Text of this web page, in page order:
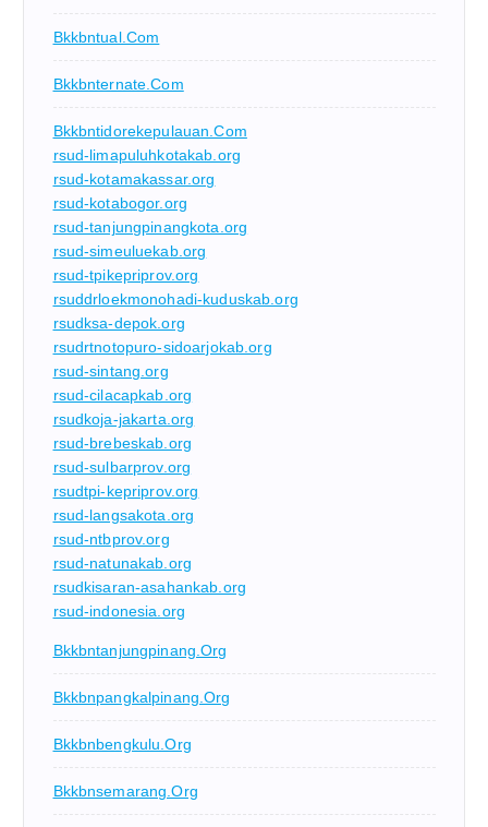
Bkkbntual.com
Bkkbnternate.com
Bkkbntidorekepulauan.com
rsud-limapuluhkotakab.org
rsud-kotamakassar.org
rsud-kotabogor.org
rsud-tanjungpinangkota.org
rsud-simeuluekab.org
rsud-tpikepriprov.org
rsuddrloekmonohadi-kuduskab.org
rsudksa-depok.org
rsudrtnotopuro-sidoarjokab.org
rsud-sintang.org
rsud-cilacapkab.org
rsudkoja-jakarta.org
rsud-brebeskab.org
rsud-sulbarprov.org
rsudtpi-kepriprov.org
rsud-langsakota.org
rsud-ntbprov.org
rsud-natunakab.org
rsudkisaran-asahankab.org
rsud-indonesia.org
Bkkbntanjungpinang.org
Bkkbnpangkalpinang.org
Bkkbnbengkulu.org
Bkkbnsemarang.org